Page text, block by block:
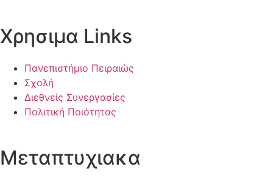
Χρησιμα Links
Πανεπιστήμιο Πειραιώς
Σχολή
Διεθνείς Συνεργασίες
Πολιτική Ποιότητας
Μεταπτυχιακα